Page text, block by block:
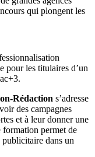
qui plongent les
pour les titulaires d’un
Rédaction s’adresse
des campagnes
et à leur donner une
permet de
dans un